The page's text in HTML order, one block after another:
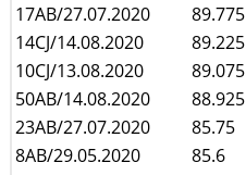
17AB/27.07.2020
89.775
14CJ/14.08.2020
89.225
10CJ/13.08.2020
89.075
50AB/14.08.2020
88.925
23AB/27.07.2020
85.75
8AB/29.05.2020
85.6